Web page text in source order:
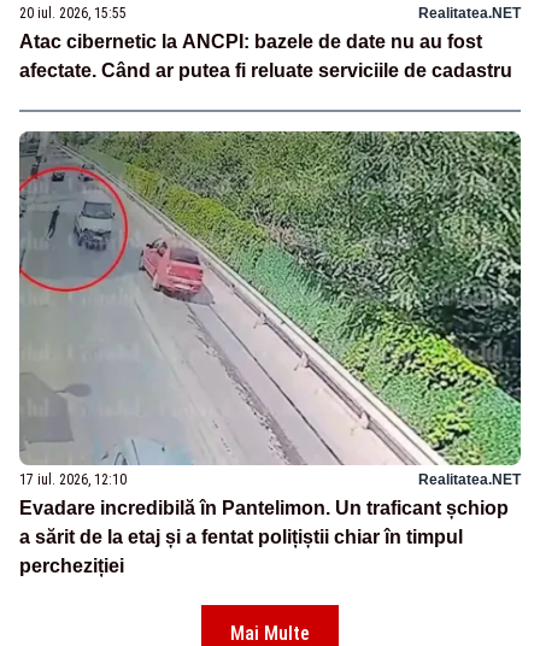
20 iul. 2026, 15:55 Realitatea.NET
Atac cibernetic la ANCPI: bazele de date nu au fost
afectate. Când ar putea fi reluate serviciile de cadastru
17 iul. 2026, 12:10 Realitatea.NET
Evadare incredibilă în Pantelimon. Un traficant șchiop
a sărit de la etaj și a fentat polițiștii chiar în timpul
percheziției
Mai Multe